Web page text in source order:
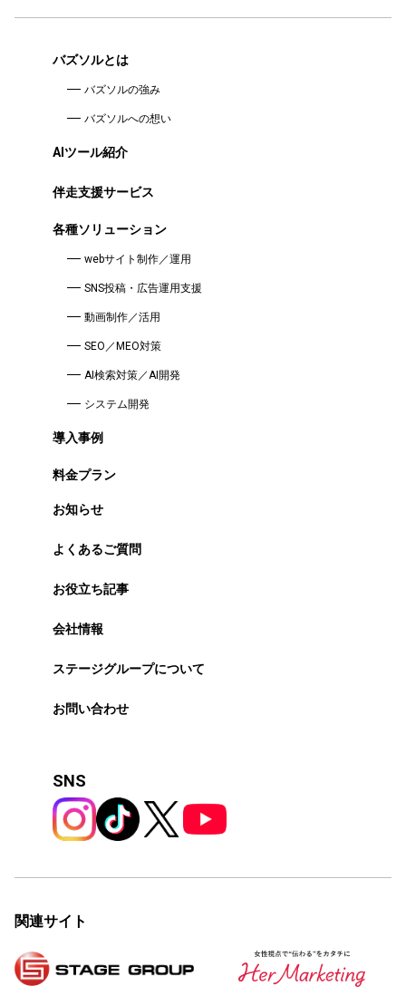
バズソルとは
バズソルの強み
バズソルへの想い
AIツール紹介
伴走支援サービス
各種ソリューション
webサイト制作／運用
SNS投稿・広告運用支援
動画制作／活用
SEO／MEO対策
AI検索対策／AI開発
システム開発
導入事例
料金プラン
お知らせ
よくあるご質問
お役立ち記事
会社情報
ステージグループについて
お問い合わせ
SNS
関連サイト